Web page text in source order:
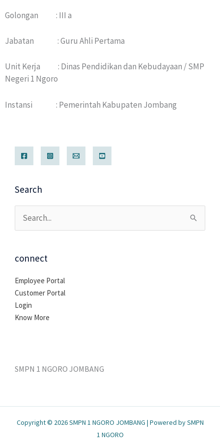
Golongan : III a
Jabatan : Guru Ahli Pertama
Unit Kerja : Dinas Pendidikan dan Kebudayaan / SMP
Negeri 1 Ngoro
Instansi : Pemerintah Kabupaten Jombang
Search
Cari
untuk:
connect
Employee Portal
Customer Portal
Login
Know More
SMPN 1 NGORO JOMBANG
Copyright © 2026 SMPN 1 NGORO JOMBANG | Powered by SMPN
1 NGORO